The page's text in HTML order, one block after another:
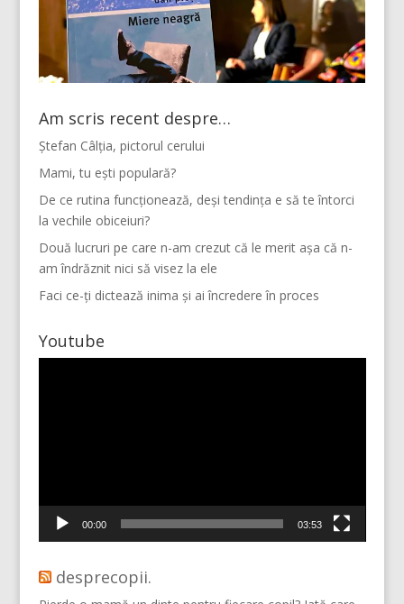
Am scris recent despre…
Ștefan Câlția, pictorul cerului
Mami, tu ești populară?
De ce rutina funcționează, deși tendința e să te întorci
la vechile obiceiuri?
Două lucruri pe care n-am crezut că le merit așa că n-
am îndrăznit nici să visez la ele
Faci ce-ți dictează inima și ai încredere în proces
Youtube
00:00 03:53
desprecopii.